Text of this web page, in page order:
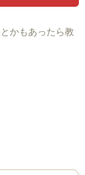
かもあったら教